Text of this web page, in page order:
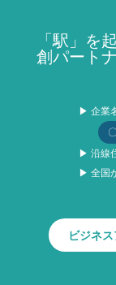
「駅」を
創パート
▶ 企業
▶ 沿線
▶ 全国
ビジネ